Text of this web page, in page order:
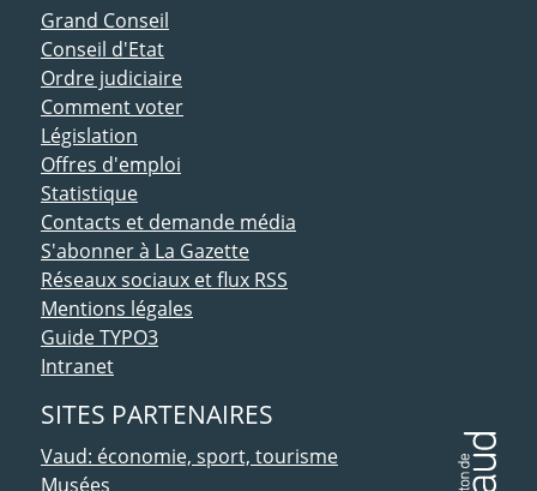
ACCÈS DIRECT
Grand Conseil
Conseil d'Etat
Ordre judiciaire
Comment voter
Législation
Offres d'emploi
Statistique
Contacts et demande média
S'abonner à La Gazette
Réseaux sociaux et flux RSS
Mentions légales
Guide TYPO3
Intranet
SITES PARTENAIRES
Vaud: économie, sport, tourisme
Musées